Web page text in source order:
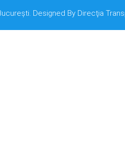
Designed By Direcţia